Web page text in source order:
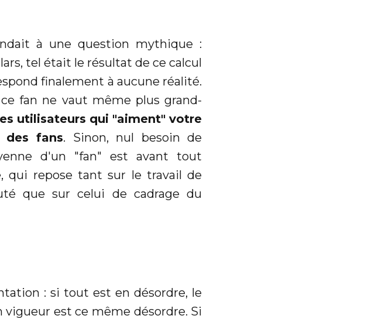
à une question mythique :
tel était le résultat de ce calcul
finalement à aucune réalité.
fan ne vaut même plus grand-
utilisateurs qui "aiment" votre
fans. Sinon, nul besoin de
d'un "fan" est avant tout
qui repose tant sur le travail de
que sur celui de cadrage du
: si tout est en désordre, le
est ce même désordre. Si